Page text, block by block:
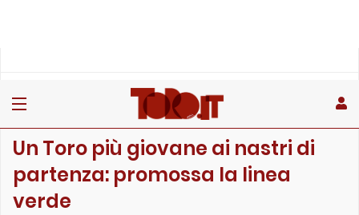
Un Toro più giovane ai nastri di
partenza: promossa la linea
verde